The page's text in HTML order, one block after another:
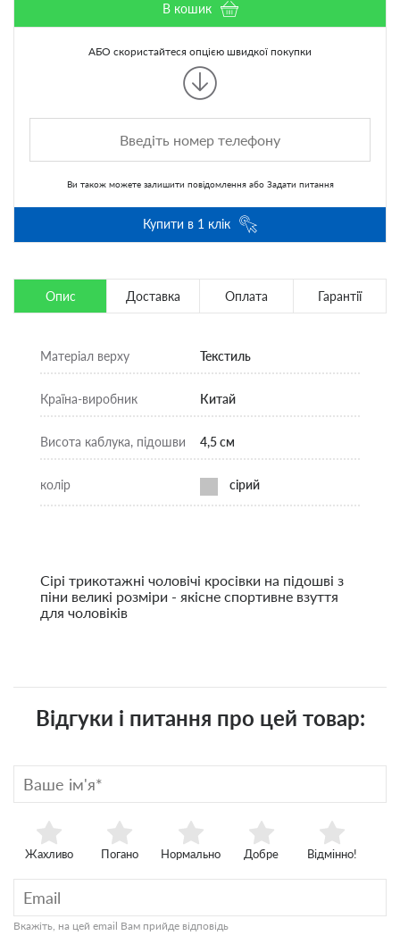
В кошик
АБО скористайтеся опцією швидкої покупки
Ви також можете залишити повідомленняабо Задати питання
Купити в 1 клік
Опис Доставка Оплата Гарантії
Матеріал верху Текстиль
Країна-виробник Китай
Висота каблука, підошви 4,5 см
колір сірий
Сірі трикотажні чоловічі кросівки на підошві з
піни великі розміри - якісне спортивне взуття
для чоловіків
Відгуки і питання про цей товар:
Жахливо Погано Нормально Добре Відмінно!
Вкажіть, на цей email Вам прийде відповідь